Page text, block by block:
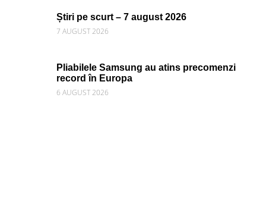
Știri pe scurt – 7 august 2026
7 AUGUST 2026
Pliabilele Samsung au atins precomenzi
record în Europa
6 AUGUST 2026